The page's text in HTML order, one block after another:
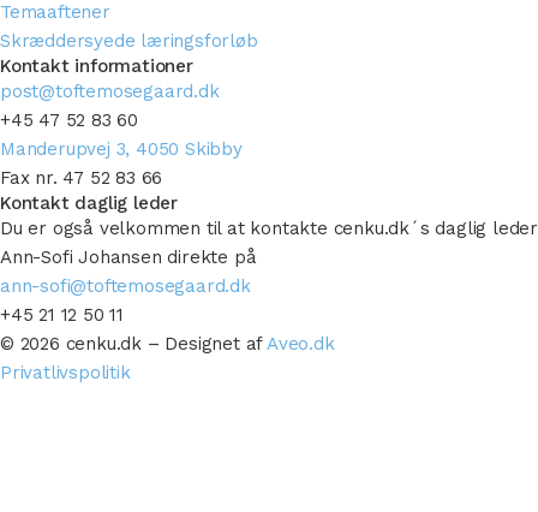
Temaaftener
Skræddersyede læringsforløb
Kontakt informationer
post@toftemosegaard.dk
+45 47 52 83 60
Manderupvej 3, 4050 Skibby
Fax nr. 47 52 83 66
Kontakt daglig leder
Du er også velkommen til at kontakte cenku.dk´s daglig leder
Ann-Sofi Johansen direkte på
ann-sofi@toftemosegaard.dk
+45 21 12 50 11
© 2026 cenku.dk – Designet afAveo.dk
Privatlivspolitik